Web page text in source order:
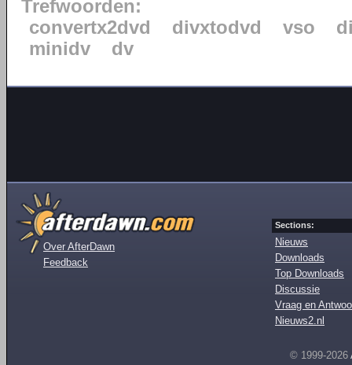
Trefwoorden:
convertx2dvd
divxtodvd vso
minidv
dv
Over AfterDawn
Feedback
Sections:
Nieuws
Downloads
Top Downloads
Discussie
Vraag en
Nieuws2.nl
© 1999-2026